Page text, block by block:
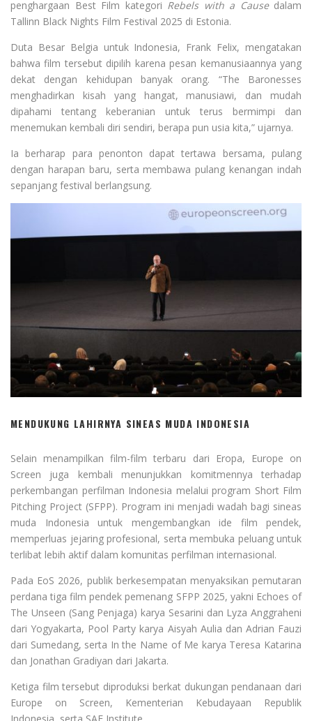
penghargaan Best Film kategori Rebels with a Causedalam
Tallinn Black Nights Film Festival 2025 di Estonia.
Duta Besar Belgia untuk Indonesia, Frank Felix, mengatakan
bahwa film tersebut dipilih karena pesan kemanusiaannya yang
dekat dengan kehidupan banyak orang. “The Baronesses
menghadirkan kisah yang hangat, manusiawi, dan mudah
dipahami tentang keberanian untuk terus bermimpi dan
menemukan kembali diri sendiri, berapa pun usia kita,” ujarnya.
Ia berharap para penonton dapat tertawa bersama, pulang
dengan harapan baru, serta membawa pulang kenangan indah
sepanjang festival berlangsung.
MENDUKUNG LAHIRNYA SINEAS MUDA INDONESIA
Selain menampilkan film-film terbaru dari Eropa, Europe on
Screen juga kembali menunjukkan komitmennya terhadap
perkembangan perfilman Indonesia melalui program Short Film
Pitching Project (SFPP). Program ini menjadi wadah bagi sineas
muda Indonesia untuk mengembangkan ide film pendek,
memperluas jejaring profesional, serta membuka peluang untuk
terlibat lebih aktif dalam komunitas perfilman internasional.
Pada EoS 2026, publik berkesempatan menyaksikan pemutaran
perdana tiga film pendek pemenang SFPP 2025, yakni Echoes of
The Unseen (Sang Penjaga) karya Sesarini dan Lyza Anggraheni
dari Yogyakarta, Pool Party karya Aisyah Aulia dan Adrian Fauzi
dari Sumedang, serta In the Name of Me karya Teresa Katarina
dan Jonathan Gradiyan dari Jakarta.
Ketiga film tersebut diproduksi berkat dukungan pendanaan dari
Europe on Screen, Kementerian Kebudayaan Republik